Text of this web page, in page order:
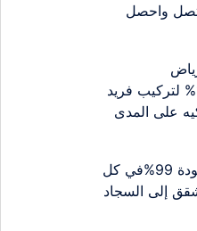
أيام اتصل واحصل
بـ34%خصم..ضمان 100% لتركيب فريد
على المدى
شركة تنظيف بالخرج بجودة 99%في كل
إلى السجاد